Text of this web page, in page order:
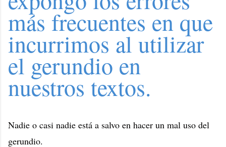
más frecuentes en que
incurrimos al utilizar
el gerundio en
nuestros textos.
Nadie o casi nadie está a salvo en hacer un mal uso del
gerundio.